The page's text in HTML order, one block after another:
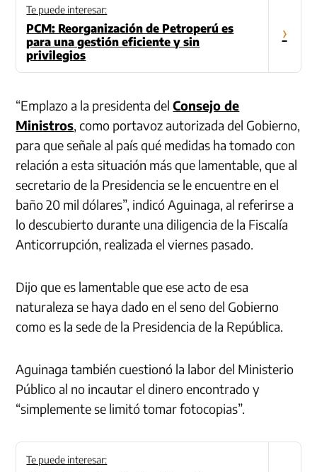
Te puede interesar:
PCM: Reorganización de Petroperú es
para una gestión eficiente y sin
privilegios
›
“Emplazo a la presidenta delConsejo de
Ministros, como portavoz autorizada del Gobierno,
para que señale al país qué medidas ha tomado con
relación a esta situación más que lamentable, que al
secretario de la Presidencia se le encuentre en el
baño 20 mil dólares”, indicó Aguinaga, al referirse a
lo descubierto durante una diligencia de la Fiscalía
Anticorrupción, realizada el viernes pasado.
Dijo que es lamentable que ese acto de esa
naturaleza se haya dado en el seno del Gobierno
como es la sede de la Presidencia de la República.
Aguinaga también cuestionó la labor del Ministerio
Público al no incautar el dinero encontrado y
“simplemente se limitó tomar fotocopias”.
Te puede interesar: